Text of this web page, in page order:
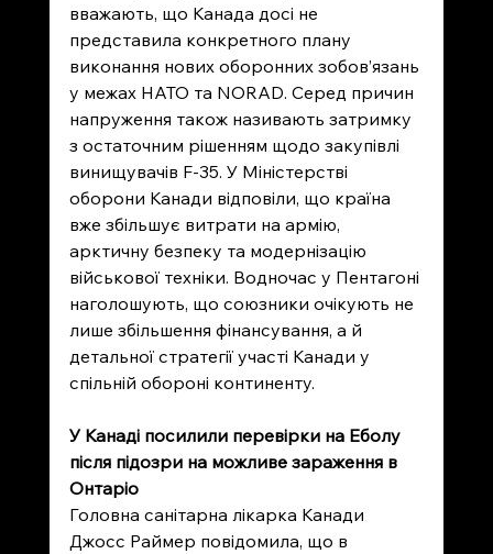
вважають, що Канада досі не
представила конкретного плану
виконання нових оборонних зобов’язань
у межах НАТО та NORAD. Серед причин
напруження також називають затримку
з остаточним рішенням щодо закупівлі
винищувачів F-35. У Міністерстві
оборони Канади відповіли, що країна
вже збільшує витрати на армію,
арктичну безпеку та модернізацію
військової техніки. Водночас у Пентагоні
наголошують, що союзники очікують не
лише збільшення фінансування, а й
детальної стратегії участі Канади у
спільній обороні континенту.
У Канаді посилили перевірки на Еболу
після підозри на можливе зараження в
Онтаріо
Головна санітарна лікарка Канади
Джосс Раймер повідомила, що в